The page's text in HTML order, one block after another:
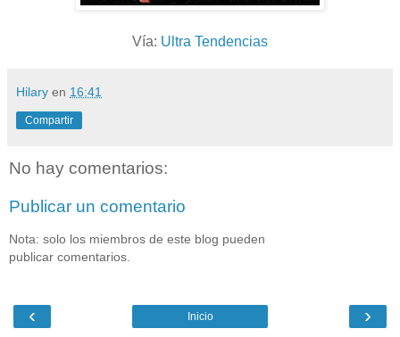
Vía: Ultra Tendencias
Hilary en 16:41
Compartir
No hay comentarios:
Publicar un comentario
Nota: solo los miembros de este blog pueden
publicar comentarios.
‹ ›
Inicio